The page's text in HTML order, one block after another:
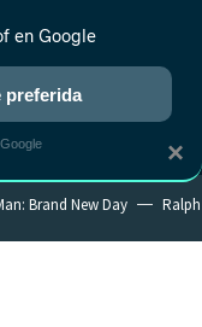
NUEVO
RANKINGS CINE
Brand New Day
×
en Google
preferida